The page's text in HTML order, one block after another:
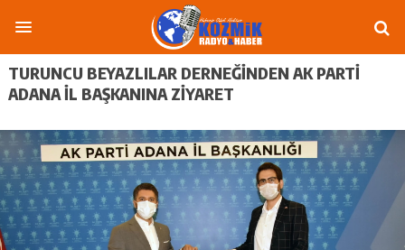
TURUNCU BEYAZLILAR DERNEĞINDEN AK PARTI
ADANA İL BAŞKANINA ZIYARET